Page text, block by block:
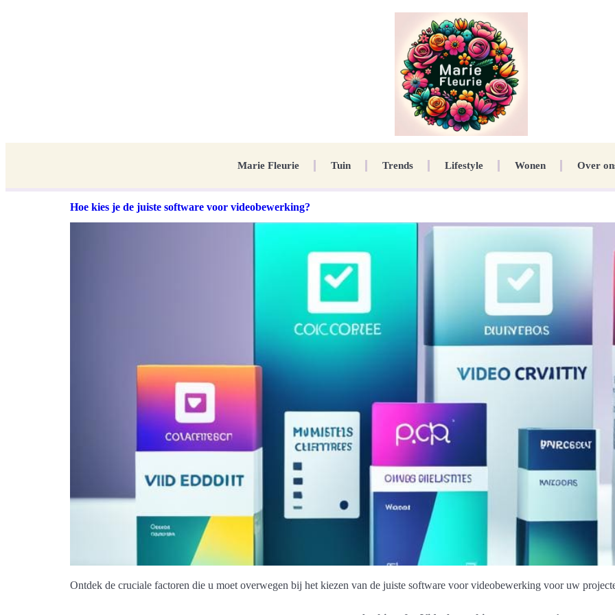
Marie Fleurie Tuin Trends Lifestyle Wonen Over
Hoe kies je de juiste software voor videobewerking?
Ontdek de cruciale factoren die u moet overwegen bij het kiezen van de juiste software voor videobewerking voor uw